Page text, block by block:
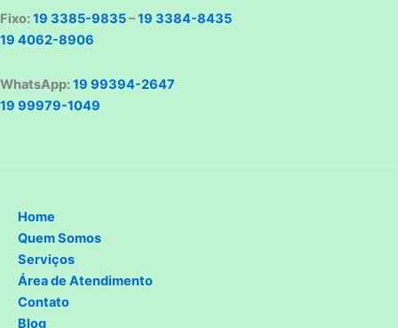
Fixo:19 3385-9835–19 3384-8435
19 4062-8906
WhatsApp:19 99394-2647
19 99979-1049
Home
Quem Somos
Serviços
Área de Atendimento
Contato
Blog